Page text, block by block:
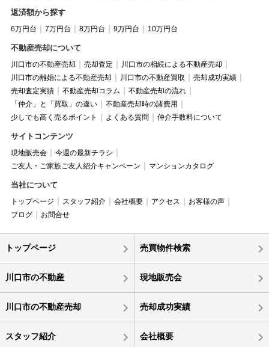
返済額から探す
6万円台 7万円台 8万円台 9万円台 10万円台
不動産売却について
川口市の不動産売却 売却査定
川口市の相続による不動産売却
川口市の離婚による不動産売却
川口市の不動産買取
売却成功実績
売却査定実績
不動産売却コラム
不動産売却の流れ
「仲介」と「買取」の違い
不動産売却時の諸費用
少しでも高く売るポイント
よくある質問 仲介手数料について
サイトコンテンツ
現地販売会
今週の最新チラシ
ご友人・ご家族ご友人紹介キャンペーン
マンションカタログ
当社について
トップページ スタッフ紹介 会社概要 アクセス
お客様の声
ブログ
お問合せ
トップページ 売買物件検索
川口市の不動産 現地販売会
川口市の不動産売却 売却成功実績
スタッフ紹介 会社概要